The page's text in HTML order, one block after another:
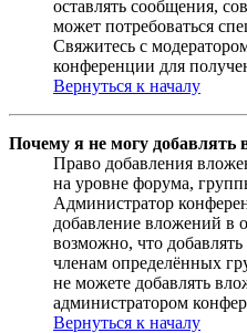
оставлять сообщения,
может потребоваться
Свяжитесь с
конференции для
Вернуться к началу
Почему я не могу добавлять
Право добавления
на уровне форума,
Администратор
добавление вложений в
возможно, что
членам определённых
не можете добавлять
администратором
Вернуться к началу